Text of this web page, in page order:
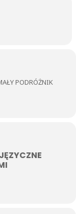
PODRÓŻNIK